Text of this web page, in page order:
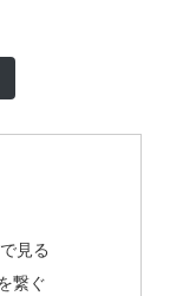
見る
繋ぐ